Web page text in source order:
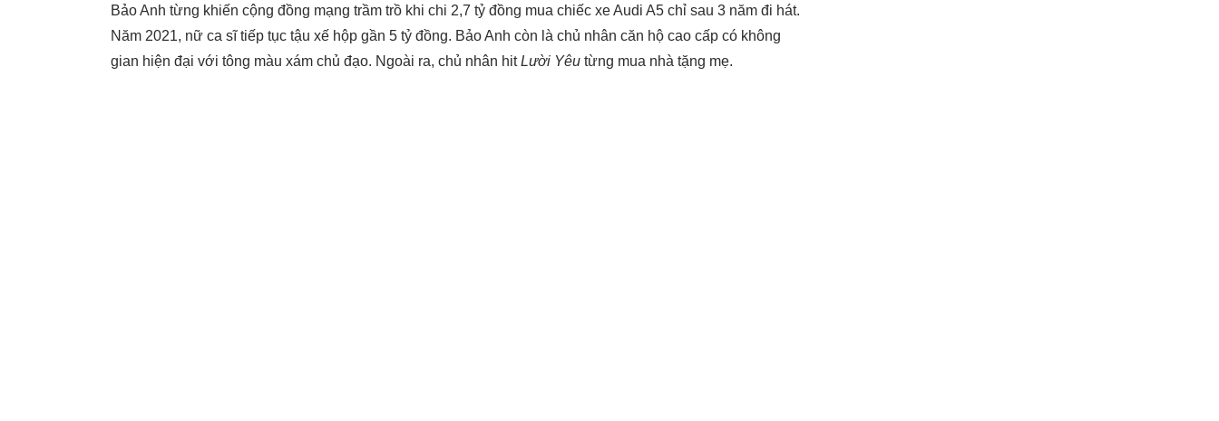
Bảo Anh từng khiến cộng đồng mạng trầm trồ khi chi 2,7 tỷ đồng mua chiếc xe Audi A5 chỉ sau 3 năm đi hát.
Năm 2021, nữ ca sĩ tiếp tục tậu xế hộp gần 5 tỷ đồng. Bảo Anh còn là chủ nhân căn hộ cao cấp có không
gian hiện đại với tông màu xám chủ đạo. Ngoài ra, chủ nhân hitLười Yêu từng mua nhà tặng mẹ.